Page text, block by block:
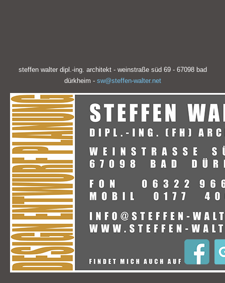
steffen walter dipl.-ing. architekt - weinstraße süd 69 - 67098 bad
dürkheim - sw@steffen-walter.net